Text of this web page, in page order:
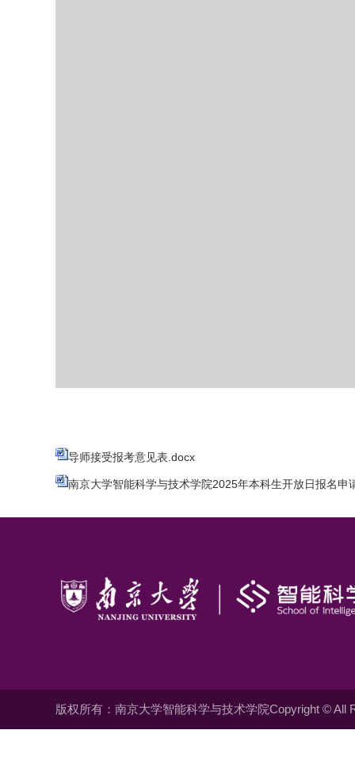
导师接受报考意见表.docx
南京大学智能科学与技术学院2025年本科生开放日报名申
版权所有：南京大学智能科学与技术学院Copyright © All